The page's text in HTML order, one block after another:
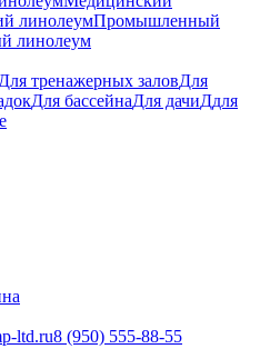
линолеумПромышленный
линолеум
Для тренажерных заловДля
Для бассейнаДля дачиДдля
ltd.ru8 (950) 555-88-55